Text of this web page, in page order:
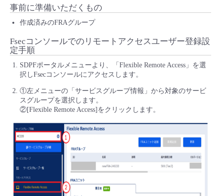
事前に準備いただくもの
作成済みのFRAグループ
Fsecコンソールでのリモートアクセスユーザー登録設
定手順
SDPFポータルメニューより、「Flexible Remote Access」を選
択しFsecコンソールにアクセスします。
①左メニューの「サービスグループ情報」から対象のサービ
スグループを選択します。
②[Flexible Remote Access]をクリックします。